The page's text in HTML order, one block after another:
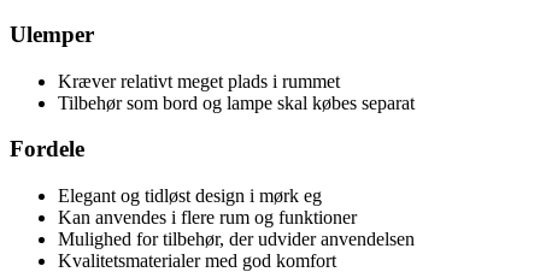
Ulemper
Kræver relativt meget plads i rummet
Tilbehør som bord og lampe skal købes separat
Fordele
Elegant og tidløst design i mørk eg
Kan anvendes i flere rum og funktioner
Mulighed for tilbehør, der udvider anvendelsen
Kvalitetsmaterialer med god komfort